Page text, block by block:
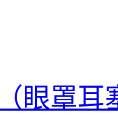
眼罩耳